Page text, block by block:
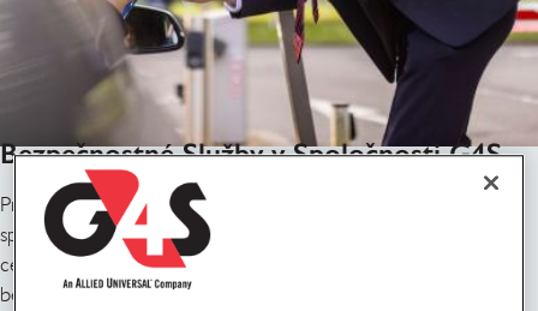
Bezpečnostné Služby v Spoločnosti G4S
Preskúmajte obohacujúce kariéry v oblasti bezpečnosti v
spoločnosti G4S. Pridajte sa k našim expertným tímom po
celom svete, aby ste chránili komunity a prinášali inovatívne
bezpečnostné riešenia.